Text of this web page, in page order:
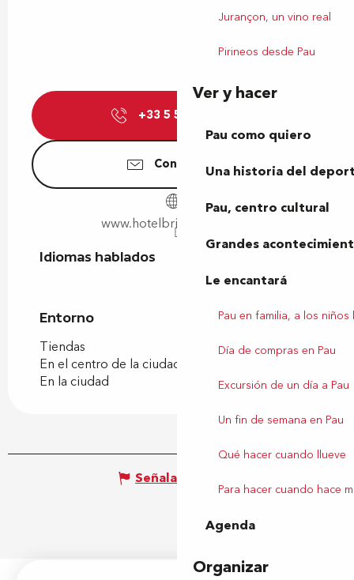
Jurançon, un vino real
Pirineos desde Pau
Ver y hacer
Pau como quiero
Una historia del
Pau, centro cultural
Grandes
Le encantará
Pau en familia, a los niños
Día de compras en Pau
Excursión de un día a Pau
Un fin de semana en Pau
Qué hacer cuando llueve
Para hacer cuando hace
Agenda
Organizar
+33 5 59 27 72
Contáctenos
www.hotelbristol-pau.com
Idiomas hablados
Idiomas hablados
Entorno
Entorno
Tiendas
En el centro de la ciudad
En la ciudad
Señalar un error